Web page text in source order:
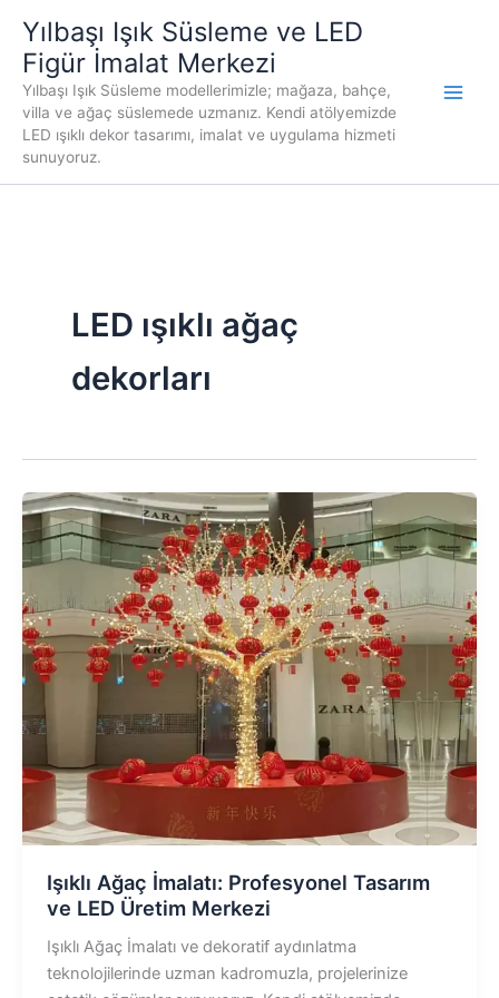
Yılbaşı Işık Süsleme ve LED
Figür İmalat Merkezi
Yılbaşı Işık Süsleme modellerimizle; mağaza, bahçe,
villa ve ağaç süslemede uzmanız. Kendi atölyemizde
LED ışıklı dekor tasarımı, imalat ve uygulama hizmeti
sunuyoruz.
LED ışıklı ağaç
dekorları
Işıklı Ağaç İmalatı: Profesyonel Tasarım
ve LED Üretim Merkezi
Işıklı Ağaç İmalatı ve dekoratif aydınlatma
teknolojilerinde uzman kadromuzla, projelerinize